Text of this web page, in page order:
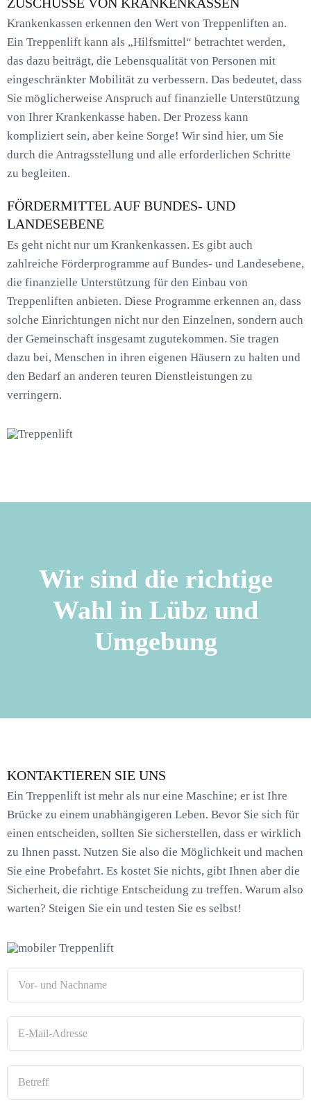
Krankenkassen erkennen den Wert von Treppenliften an.
Ein Treppenlift kann als „Hilfsmittel“ betrachtet werden,
das dazu beiträgt, die Lebensqualität von Personen mit
eingeschränkter Mobilität zu verbessern. Das bedeutet, dass
Sie möglicherweise Anspruch auf finanzielle Unterstützung
von Ihrer Krankenkasse haben. Der Prozess kann
kompliziert sein, aber keine Sorge! Wir sind hier, um Sie
durch die Antragsstellung und alle erforderlichen Schritte
zu begleiten.
FÖRDERMITTEL AUF BUNDES- UND
LANDESEBENE
Es geht nicht nur um Krankenkassen. Es gibt auch
zahlreiche Förderprogramme auf Bundes- und Landesebene,
die finanzielle Unterstützung für den Einbau von
Treppenliften anbieten. Diese Programme erkennen an, dass
solche Einrichtungen nicht nur den Einzelnen, sondern auch
der Gemeinschaft insgesamt zugutekommen. Sie tragen
dazu bei, Menschen in ihren eigenen Häusern zu halten und
den Bedarf an anderen teuren Dienstleistungen zu
verringern.
Wir sind die richtige
Wahl in Lübz und
Umgebung
KONTAKTIEREN SIE UNS
Ein Treppenlift ist mehr als nur eine Maschine; er ist Ihre
Brücke zu einem unabhängigeren Leben. Bevor Sie sich für
einen entscheiden, sollten Sie sicherstellen, dass er wirklich
zu Ihnen passt. Nutzen Sie also die Möglichkeit und machen
Sie eine Probefahrt. Es kostet Sie nichts, gibt Ihnen aber die
Sicherheit, die richtige Entscheidung zu treffen. Warum also
warten? Steigen Sie ein und testen Sie es selbst!